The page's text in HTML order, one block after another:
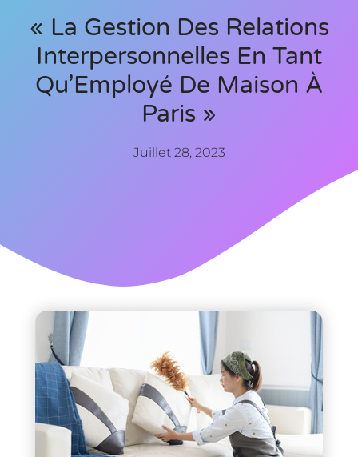
« La Gestion Des Relations
Interpersonnelles En Tant
Qu’Employé De Maison À
Paris »
Juillet 28, 2023